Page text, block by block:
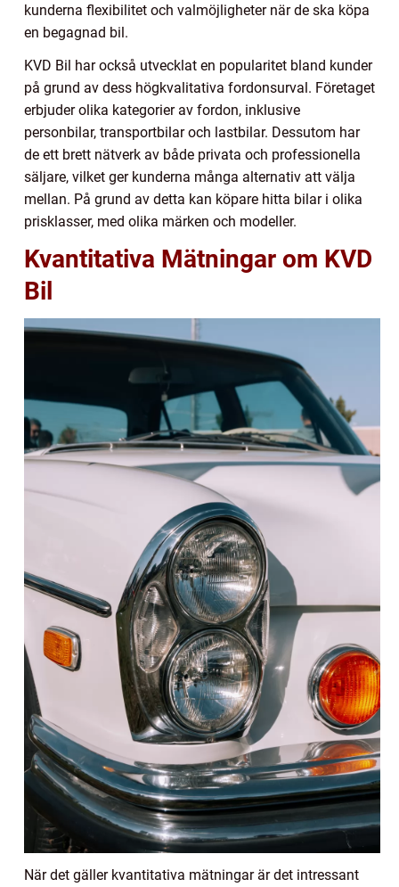
kunderna flexibilitet och valmöjligheter när de ska köpa
en begagnad bil.
KVD Bil har också utvecklat en popularitet bland kunder
på grund av dess högkvalitativa fordonsurval. Företaget
erbjuder olika kategorier av fordon, inklusive
personbilar, transportbilar och lastbilar. Dessutom har
de ett brett nätverk av både privata och professionella
säljare, vilket ger kunderna många alternativ att välja
mellan. På grund av detta kan köpare hitta bilar i olika
prisklasser, med olika märken och modeller.
Kvantitativa Mätningar om KVD
Bil
När det gäller kvantitativa mätningar är det intressant